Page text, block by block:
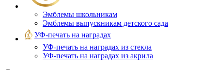
Эмблемы школьникам
Эмблемы выпускникам детского сада
УФ-печать на наградах
УФ‑печать на наградах из стекла
УФ-печать на наградах из акрила